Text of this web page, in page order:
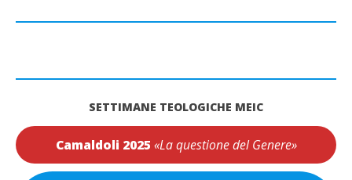
SETTIMANE TEOLOGICHE MEIC
Camaldoli 2025 «La questione del Genere»